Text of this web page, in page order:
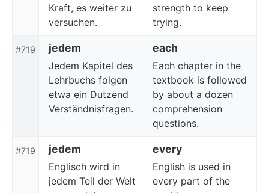
Kraft, es weiter zu
versuchen.
strength to keep
trying.
#719 jedem each
Jedem Kapitel des
Lehrbuchs folgen
etwa ein Dutzend
Verständnisfragen.
Each chapter in the
textbook is followed
by about a dozen
comprehension
questions.
#719 jedem every
Englisch wird in
jedem Teil der Welt
English is used in
every part of the